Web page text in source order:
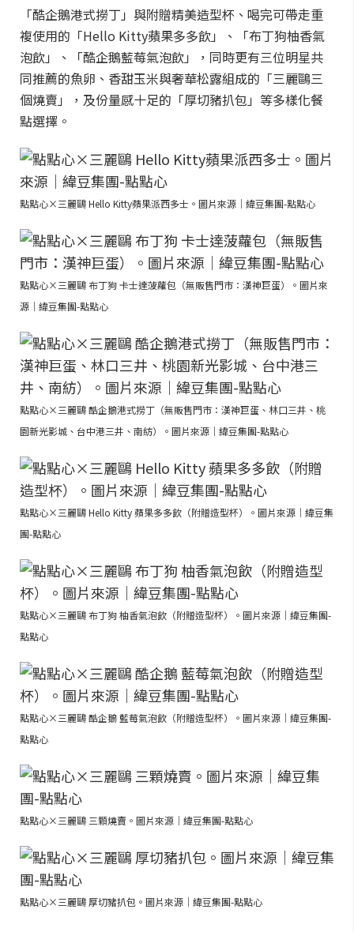
「酷企鵝港式撈丁」與附贈精美造型杯、喝完可帶走重
複使用的「Hello Kitty蘋果多多飲」、「布丁狗柚香氣
泡飲」、「酷企鵝藍莓氣泡飲」，同時更有三位明星共
同推薦的魚卵、香甜玉米與奢華松露組成的「三麗鷗三
個燒賣」，及份量感十足的「厚切豬扒包」等多樣化餐
點選擇。
點點心×三麗鷗 Hello Kitty蘋果派西多士。圖片來源｜緯豆集團-點點心
點點心×三麗鷗 布丁狗 卡士達菠蘿包（無販售門市：漢神巨蛋）。圖片來
源｜緯豆集團-點點心
點點心×三麗鷗 酷企鵝港式撈丁（無販售門市：漢神巨蛋、林口三井、桃
園新光影城、台中港三井、南紡）。圖片來源｜緯豆集團-點點心
點點心×三麗鷗 Hello Kitty 蘋果多多飲（附贈造型杯）。圖片來源｜緯豆集
團-點點心
點點心×三麗鷗 布丁狗 柚香氣泡飲（附贈造型杯）。圖片來源｜緯豆集團-
點點心
點點心×三麗鷗 酷企鵝 藍莓氣泡飲（附贈造型杯）。圖片來源｜緯豆集團-
點點心
點點心×三麗鷗 三顆燒賣。圖片來源｜緯豆集團-點點心
點點心×三麗鷗 厚切豬扒包。圖片來源｜緯豆集團-點點心